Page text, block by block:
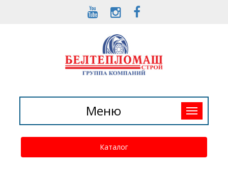
Toggle
navigation
Меню
Каталог